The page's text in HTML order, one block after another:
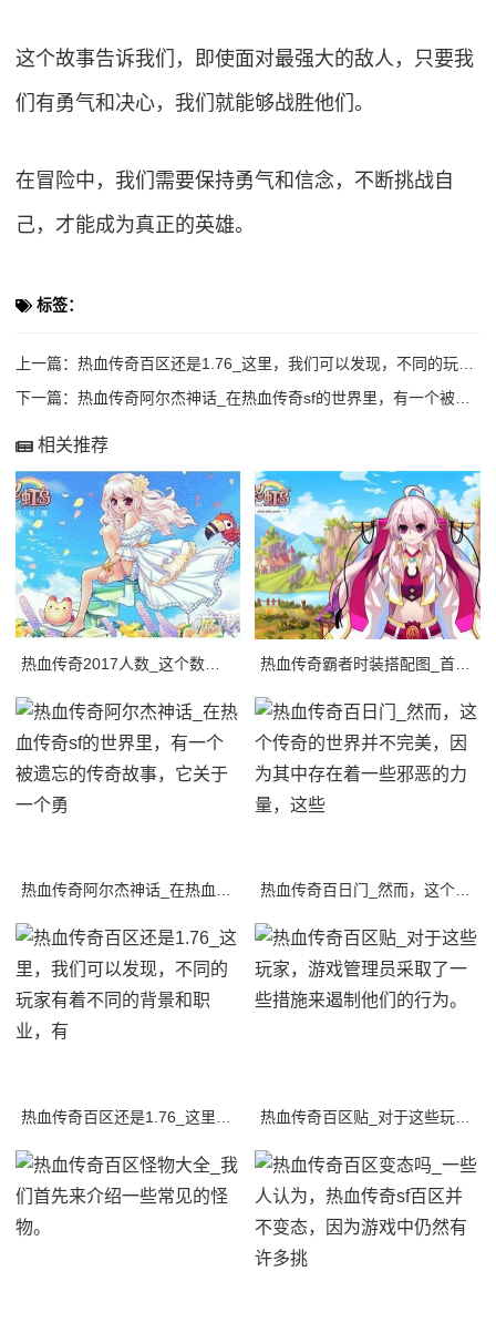
这个故事告诉我们，即使面对最强大的敌人，只要我
们有勇气和决心，我们就能够战胜他们。
在冒险中，我们需要保持勇气和信念，不断挑战自
己，才能成为真正的英雄。
标签：
上一篇： 热血传奇百区还是1.76_这里，我们可以发现，不同的玩家有着不同的背景和职业，有
下一篇： 热血传奇阿尔杰神话_在热血传奇sf的世界里，有一个被遗忘的传奇故事，它关于一个勇
相关推荐
热血传奇阿尔杰神话_在热血传奇sf的世界里，有一个被遗忘的传奇故事，它关于一个勇 热血传奇百日门_然而，这个传奇的世界并不完美，因为其中存在着一些邪恶的力量，这些